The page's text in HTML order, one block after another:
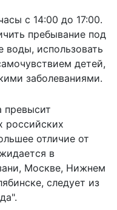
с 14:00 до 17:00.
пребывание под
использовать
детей,
заболеваниями.
превысит
российских
отличие от
в
Москве, Нижнем
следует из